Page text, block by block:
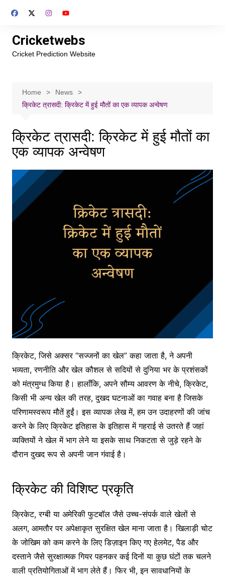
Cricketwebs
Cricket Prediction Website
Home
News
क्रिकेट त्रासदी: क्रिकेट में हुई मौतों का एक व्यापक अन्वेषण
क्रिकेट त्रासदी: क्रिकेट में हुई मौतों का
एक व्यापक अन्वेषण
क्रिकेट, जिसे अक्सर “सज्जनों का खेल” कहा जाता है, ने अपनी
भव्यता, रणनीति और खेल कौशल से सदियों से दुनिया भर के प्रशंसकों
को मंत्रमुग्ध किया है। हालाँकि, अपने सौम्य आवरण के नीचे, क्रिकेट,
किसी भी अन्य खेल की तरह, दुखद घटनाओं का गवाह बना है जिसके
परिणामस्वरूप मौतें हुईं। इस व्यापक लेख में, हम उन उदाहरणों की जांच
करने के लिए क्रिकेट इतिहास के इतिहास में गहराई से उतरते हैं जहां
व्यक्तियों ने खेल में भाग लेने या इसके साथ निकटता से जुड़े रहने के
दौरान दुखद रूप से अपनी जान गंवाई है।
क्रिकेट की विशिष्ट प्रकृति
क्रिकेट, रग्बी या अमेरिकी फुटबॉल जैसे उच्च-संपर्क वाले खेलों से
अलग, आमतौर पर अपेक्षाकृत सुरक्षित खेल माना जाता है। खिलाड़ी चोट
के जोखिम को कम करने के लिए डिज़ाइन किए गए हेलमेट, पैड और
दस्ताने जैसे सुरक्षात्मक गियर पहनकर कई दिनों या कुछ घंटों तक चलने
वाली प्रतियोगिताओं में भाग लेते हैं। फिर भी, इन सावधानियों के